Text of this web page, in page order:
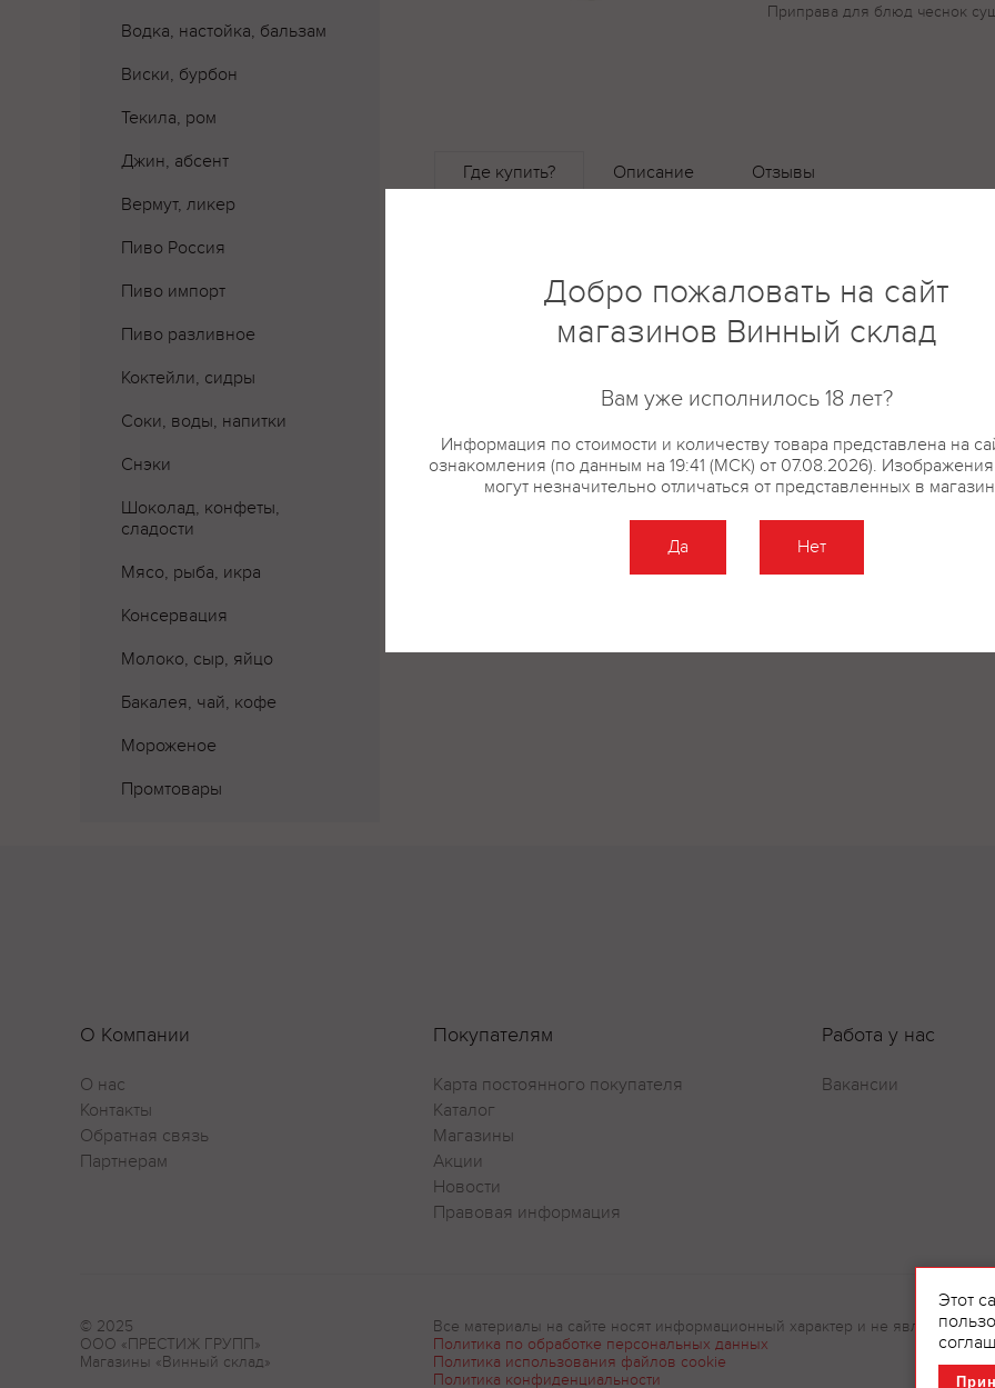
Водка, настойка, бальзам
Виски, бурбон
Текила, ром
Джин, абсент
Вермут, ликер
Пиво Россия
Пиво импорт
Пиво разливное
Коктейли, сидры
Соки, воды, напитки
Снэки
Шоколад, конфеты,
сладости
Мясо, рыба, икра
Консервация
Молоко, сыр, яйцо
Бакалея, чай, кофе
Мороженое
Промтовары
Приправа для блюд чеснок
Где купить? Описание Отзывы
О Компании
О нас
Контакты
Обратная связь
Партнерам
Покупателям
Карта постоянного покупателя
Каталог
Магазины
Акции
Новости
Правовая информация
Работа у нас
Вакансии
© 2025
ООО «ПРЕСТИЖ ГРУПП»
Магазины «Винный склад»
Все материалы на сайте носят информационный характер и не являются
Политика по обработке персональных данных
Политика использования файлов cookie
Политика конфиденциальности
Этот
Добро пожаловать на сайт
магазинов Винный склад
Вам уже исполнилось 18 лет?
Информация по стоимости и количеству товара представлена на
ознакомления (по данным на 19:41 (МСК) от 07.08.2026).
могут незначительно отличаться от представленных в
Да Нет